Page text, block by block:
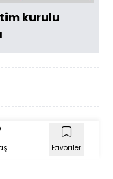
kurulu
Favoriler